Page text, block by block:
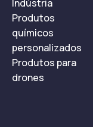
Indústria
Produtos
químicos
personalizados
Produtos para
drones